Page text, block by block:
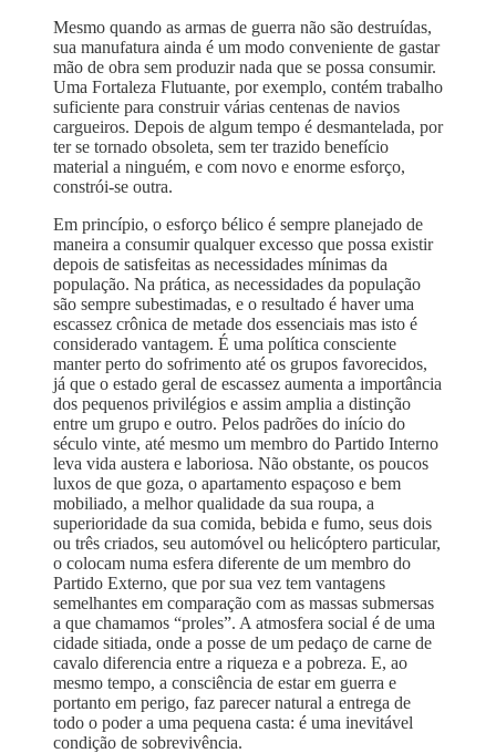
Mesmo quando as armas de guerra não são destruídas,
sua manufatura ainda é um modo conveniente de gastar
mão de obra sem produzir nada que se possa consumir.
Uma Fortaleza Flutuante, por exemplo, contém trabalho
suficiente para construir várias centenas de navios
cargueiros. Depois de algum tempo é desmantelada, por
ter se tornado obsoleta, sem ter trazido benefício
material a ninguém, e com novo e enorme esforço,
constrói-se outra.
Em princípio, o esforço bélico é sempre planejado de
maneira a consumir qualquer excesso que possa existir
depois de satisfeitas as necessidades mínimas da
população. Na prática, as necessidades da população
são sempre subestimadas, e o resultado é haver uma
escassez crônica de metade dos essenciais mas isto é
considerado vantagem. É uma política consciente
manter perto do sofrimento até os grupos favorecidos,
já que o estado geral de escassez aumenta a importância
dos pequenos privilégios e assim amplia a distinção
entre um grupo e outro. Pelos padrões do início do
século vinte, até mesmo um membro do Partido Interno
leva vida austera e laboriosa. Não obstante, os poucos
luxos de que goza, o apartamento espaçoso e bem
mobiliado, a melhor qualidade da sua roupa, a
superioridade da sua comida, bebida e fumo, seus dois
ou três criados, seu automóvel ou helicóptero particular,
o colocam numa esfera diferente de um membro do
Partido Externo, que por sua vez tem vantagens
semelhantes em comparação com as massas submersas
a que chamamos “proles”. A atmosfera social é de uma
cidade sitiada, onde a posse de um pedaço de carne de
cavalo diferencia entre a riqueza e a pobreza. E, ao
mesmo tempo, a consciência de estar em guerra e
portanto em perigo, faz parecer natural a entrega de
todo o poder a uma pequena casta: é uma inevitável
condição de sobrevivência.